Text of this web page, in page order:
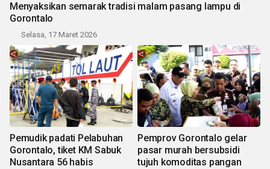
Menyaksikan semarak tradisi malam pasang lampu di
Gorontalo
Selasa, 17 Maret 2026
Pemudik padati Pelabuhan
Gorontalo, tiket KM Sabuk
Nusantara 56 habis
Pemprov Gorontalo gelar
pasar murah bersubsidi
tujuh komoditas pangan